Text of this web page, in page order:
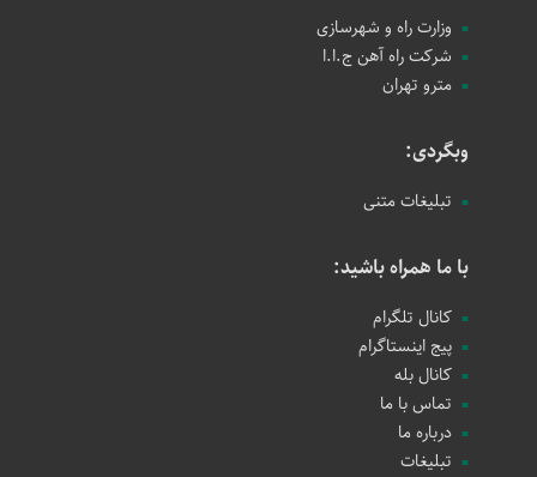
وزارت راه و شهرسازی
شرکت راه آهن ج.ا.ا
مترو تهران
وبگردی:
تبلیغات متنی
با ما همراه باشید:
کانال تلگرام
پیج اینستاگرام
کانال بله
تماس با ما
درباره ما
تبلیغات